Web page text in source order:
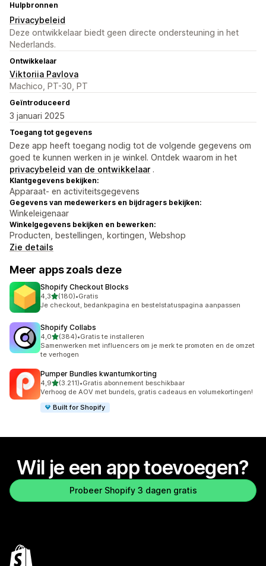
Hulpbronnen
Privacybeleid
Deze ontwikkelaar biedt geen directe ondersteuning in het
Nederlands.
Ontwikkelaar
Viktoriia Pavlova
Machico, PT-30, PT
Geïntroduceerd
3 januari 2025
Toegang tot gegevens
Deze app heeft toegang nodig tot de volgende gegevens om
goed te kunnen werken in je winkel. Ontdek waarom in het
privacybeleid van de ontwikkelaar .
Klantgegevens bekijken:
Apparaat- en activiteitsgegevens
Gegevens van medewerkers en bijdragers bekijken:
Winkeleigenaar
Winkelgegevens bekijken en bewerken:
Producten, bestellingen, kortingen, Webshop
Zie details
Meer apps zoals deze
Shopify Checkout Blocks
4,3van 5 sterren
(180)
180 recensies in totaal
•Gratis
Je checkout, bedankpagina en bestelstatuspagina aanpassen
Shopify Collabs
4,0van 5 sterren
(384)
384 recensies in totaal
•Gratis te installeren
Samenwerken met influencers om je merk te promoten en de omzet
te verhogen
Pumper Bundles kwantumkorting
4,9van 5 sterren
(3.211)
3211 recensies in totaal
•Gratis abonnement beschikbaar
Verhoog de AOV met bundels, gratis cadeaus en volumekortingen!
Built for Shopify
Wil je een app toevoegen?
Probeer Shopify 3 dagen gratis